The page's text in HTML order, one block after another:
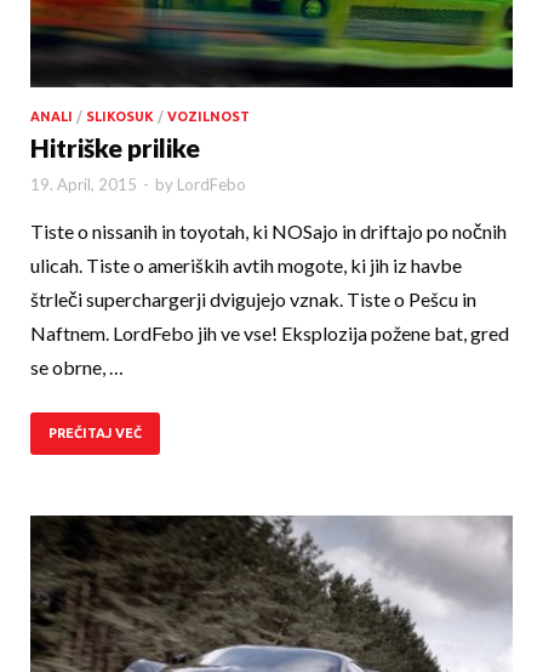
ANALI / SLIKOSUK / VOZILNOST
Hitriške prilike
19. April, 2015 - by LordFebo
Tiste o nissanih in toyotah, ki NOSajo in driftajo po nočnih
ulicah. Tiste o ameriških avtih mogote, ki jih iz havbe
štrleči superchargerji dvigujejo vznak. Tiste o Pešcu in
Naftnem. LordFebo jih ve vse! Eksplozija požene bat, gred
se obrne, …
PREČITAJ VEČ